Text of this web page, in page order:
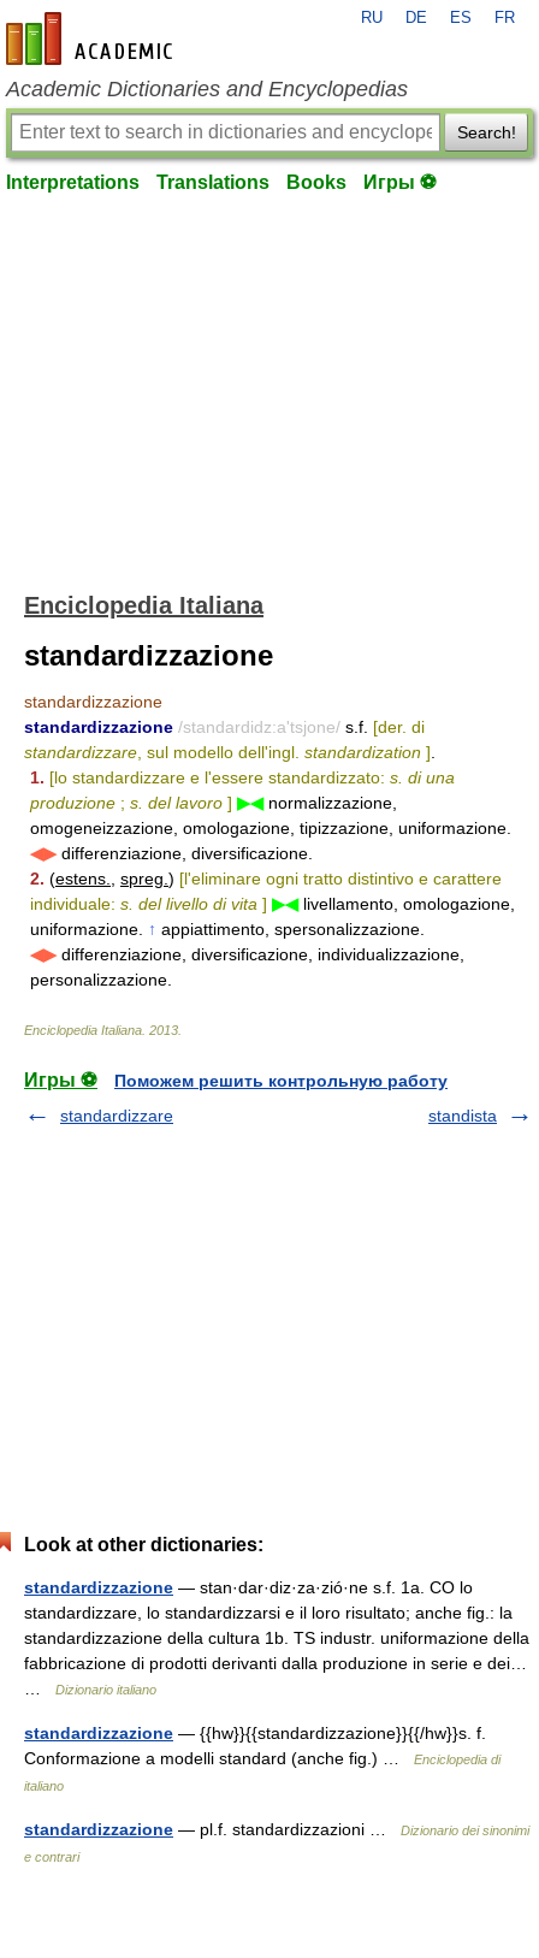
en-academic.com
RU DE ES FR
Academic Dictionaries and Encyclopedias
Search!
Interpretations Translations Books Игры ⚽
Enciclopedia Italiana
standardizzazione
standardizzazione
standardizzazione /standardidz:a'tsjone/ s.f. [der. di
standardizzare , sul modello dell'ingl. standardization ]
1. [lo standardizzare e l'essere standardizzato: s. di una
produzione ; s. del lavoro ] ▶◀normalizzazione,
omogeneizzazione, omologazione, tipizzazione, uniformazione.
◀▶differenziazione, diversificazione.
2. (estens. spreg. ) [l'eliminare ogni tratto distintivo e carattere
individuale: s. del livello di vita ] ▶◀livellamento, omologazione,
uniformazione.
↑ appiattimento, spersonalizzazione.
◀▶differenziazione, diversificazione, individualizzazione,
personalizzazione.
Enciclopedia Italiana 2013
Игры ⚽
Поможем решить контрольную работу
standardizzare
standista
Look at other dictionaries:
standardizzazione — stan·dar·diz·za·zió·ne s.f. 1a. CO lo
standardizzare, lo standardizzarsi e il loro risultato; anche fig.: la
standardizzazione della cultura 1b. TS industr. uniformazione della
fabbricazione di prodotti derivanti dalla produzione in serie e dei…
Dizionario italiano
standardizzazione — {{hw}}{{standardizzazione}}{{/hw}}s. f.
Conformazione a modelli standard (anche fig.) …
Enciclopedia di
italiano
standardizzazione — pl.f. standardizzazioni …
Dizionario dei sinonimi
e contrari